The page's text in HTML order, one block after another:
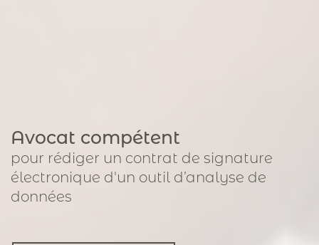
Avocat compétent
pour rédiger un contrat de signature
électronique d'un outil d’analyse de
données